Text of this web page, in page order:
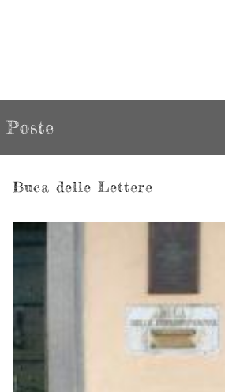
Poste
Buca delle Lettere